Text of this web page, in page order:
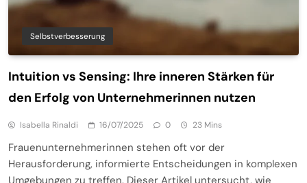
Selbstverbesserung
Intuition vs Sensing: Ihre inneren Stärken für
den Erfolg von Unternehmerinnen nutzen
Isabella Rinaldi 16/07/2025 0 23 Mins
Frauenunternehmerinnen stehen oft vor der
Herausforderung, informierte Entscheidungen in komplexen